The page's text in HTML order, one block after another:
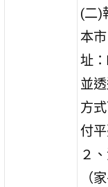
(二)
本
址
並
方
付
２
（